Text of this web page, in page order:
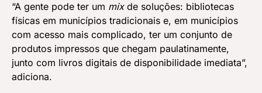
“A gente pode ter um mix de soluções: bibliotecas
físicas em municípios tradicionais e, em municípios
com acesso mais complicado, ter um conjunto de
produtos impressos que chegam paulatinamente,
junto com livros digitais de disponibilidade imediata”,
adiciona.